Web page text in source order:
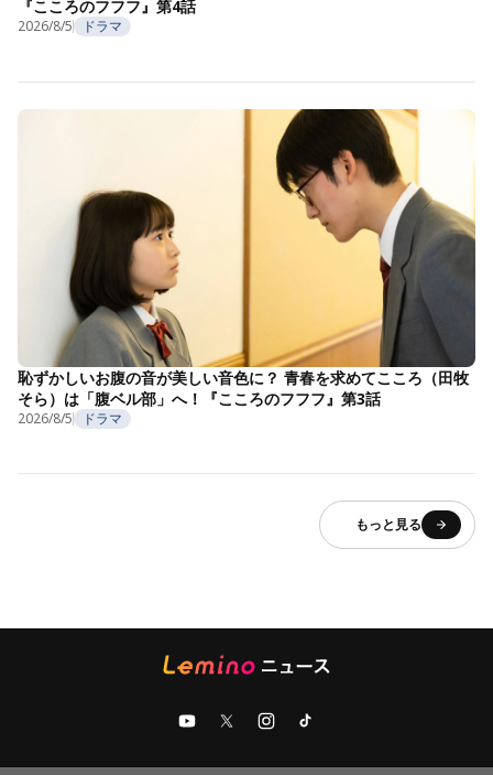
『こころのフフフ』第4話
2026/8/5 ドラマ
恥ずかしいお腹の音が美しい音色に？ 青春を求めてこころ（田牧
そら）は「腹ベル部」へ！『こころのフフフ』第3話
2026/8/5 ドラマ
もっと見る